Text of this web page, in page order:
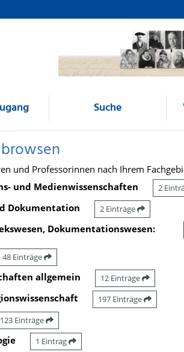
Suche
und Professorinnen nach Ihrem
und Medienwissenschaften
2
Dokumentation 2 Einträge
Dokumentationswesen:
48 Einträge
allgemein 12 Einträge
197 Einträge
123 Einträge
1 Eintrag